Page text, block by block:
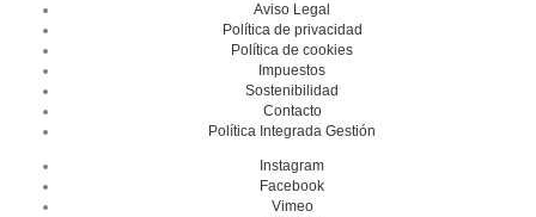
Aviso Legal
Política de privacidad
Política de cookies
Impuestos
Sostenibilidad
Contacto
Política Integrada Gestión
Instagram
Facebook
Vimeo